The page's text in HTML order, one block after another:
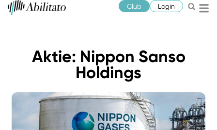
Club Login
Aktie: Nippon Sanso
Holdings